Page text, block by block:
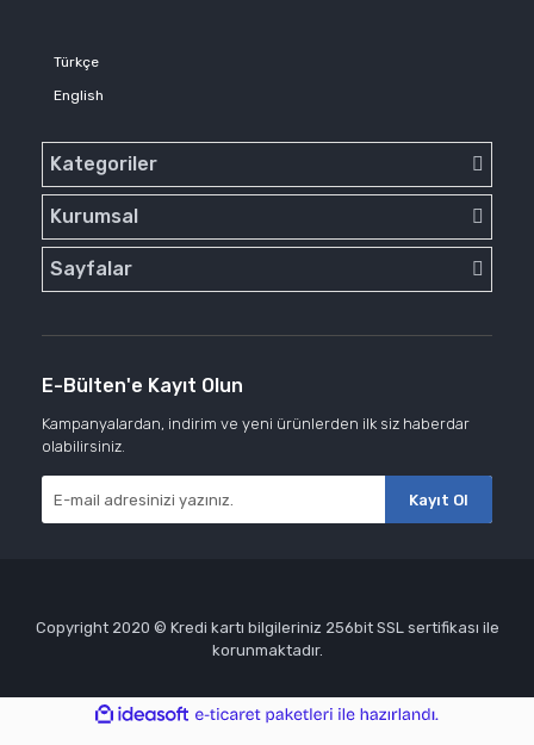
Türkçe
English
Kategoriler
Kurumsal
Sayfalar
E-Bülten'e Kayıt Olun
Kampanyalardan, indirim ve yeni ürünlerden ilk siz haberdar
olabilirsiniz.
Kayıt Ol
Copyright 2020 © Kredi kartı bilgileriniz 256bit SSL sertifikası ile
korunmaktadır.
ideasoft
e-